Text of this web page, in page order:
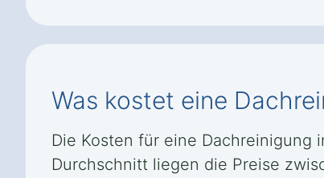
Was kostet eine
Die Kosten für eine Dachreinigung
Durchschnitt liegen die Preise